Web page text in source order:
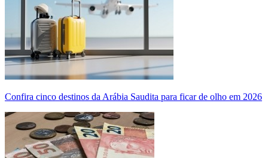
Confira cinco destinos da Arábia Saudita para ficar de olho em 2026